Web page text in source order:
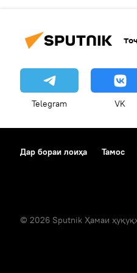
Telegram VK
Дар бораи лоиҳа Тамос
© 2026 Sputnik Ҳамаи